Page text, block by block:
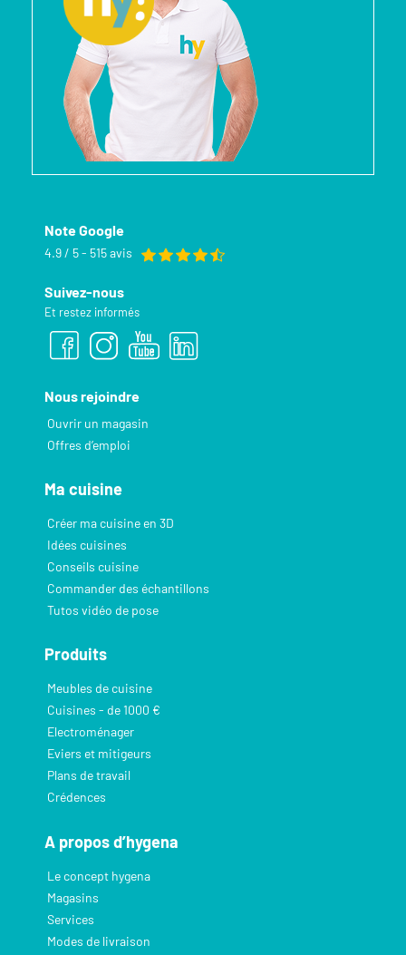
Note Google
4.9 / 5 - 515 avis
Suivez-nous
Et restez informés
Nous rejoindre
Ouvrir un magasin
Offres d’emploi
Ma cuisine
Créer ma cuisine en 3D
Idées cuisines
Conseils cuisine
Commander des échantillons
Tutos vidéo de pose
Produits
Meubles de cuisine
Cuisines - de 1000 €
Electroménager
Eviers et mitigeurs
Plans de travail
Crédences
A propos d’hygena
Le concept hygena
Magasins
Services
Modes de livraison